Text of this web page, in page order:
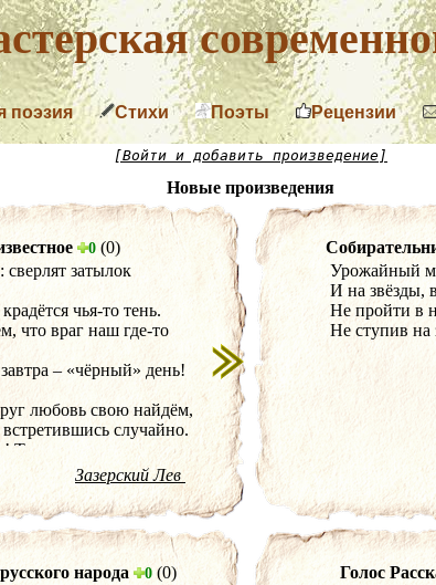
поэзия Стихи Поэты Рецензии
[Войти и добавить произведение]
Новые произведения
0 (0)
затылок
чья-то тень.
что враг наш где-то
– «чёрный» день!
любовь свою найдём,
случайно.
Ту, мечтали мы о ком.
Зазерский Лев
Урожайный
И на звёзды,
Не пройти в
Не ступив на
народа 0 (0)
Голос